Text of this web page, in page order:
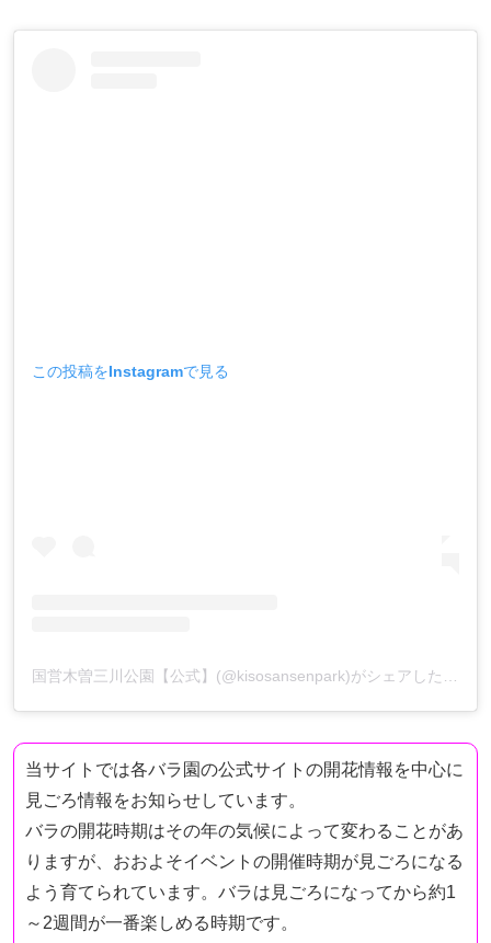
この投稿をInstagramで見る
国営木曽三川公園【公式】(@kisosansenpark)がシェアした投稿
当サイトでは各バラ園の公式サイトの開花情報を中心に
見ごろ情報をお知らせしています。
バラの開花時期はその年の気候によって変わることがあ
りますが、おおよそイベントの開催時期が見ごろになる
よう育てられています。バラは見ごろになってから約1
～2週間が一番楽しめる時期です。